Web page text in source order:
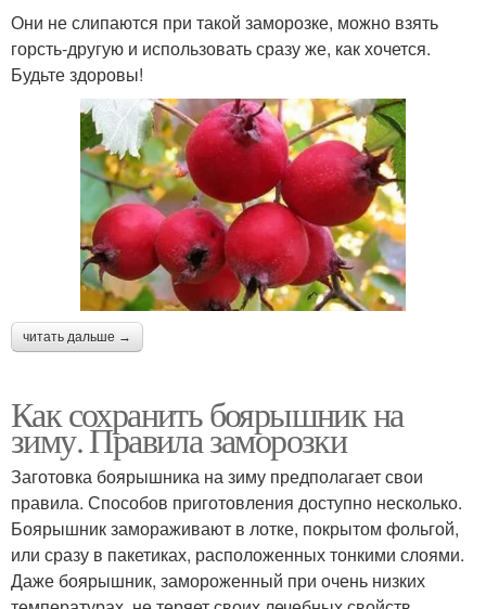
Они не слипаются при такой заморозке, можно взять
горсть-другую и использовать сразу же, как хочется.
Будьте здоровы!
читать дальше →
Как сохранить боярышник на
зиму. Правила заморозки
Заготовка боярышника на зиму предполагает свои
правила. Способов приготовления доступно несколько.
Боярышник замораживают в лотке, покрытом фольгой,
или сразу в пакетиках, расположенных тонкими слоями.
Даже боярышник, замороженный при очень низких